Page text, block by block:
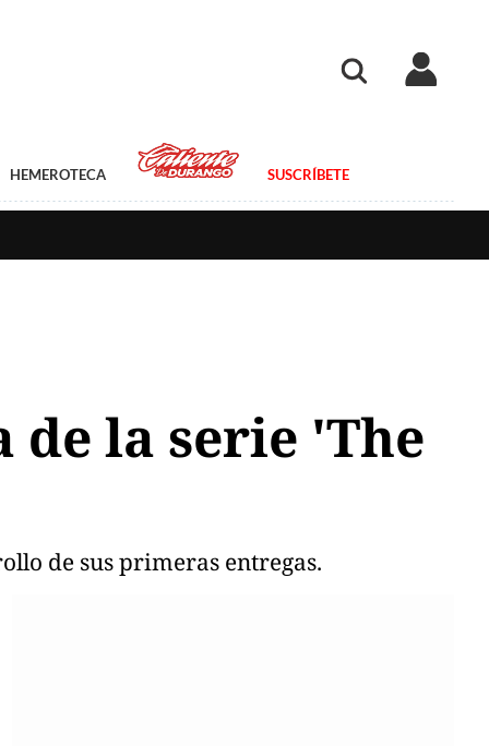
HEMEROTECA SUSCRÍBETE
de la serie 'The
de sus primeras entregas.